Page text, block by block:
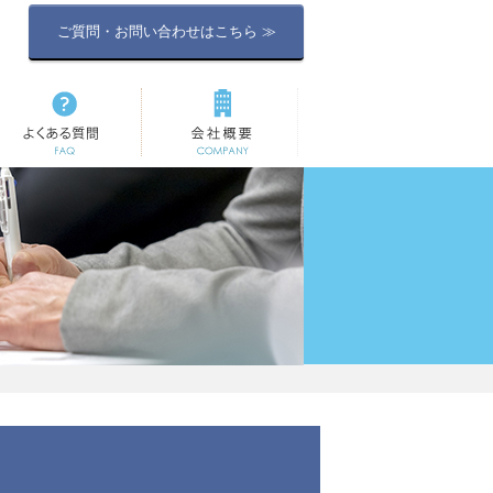
ご質問・お問い合わせはこちら ≫
よくある質問 会社概要